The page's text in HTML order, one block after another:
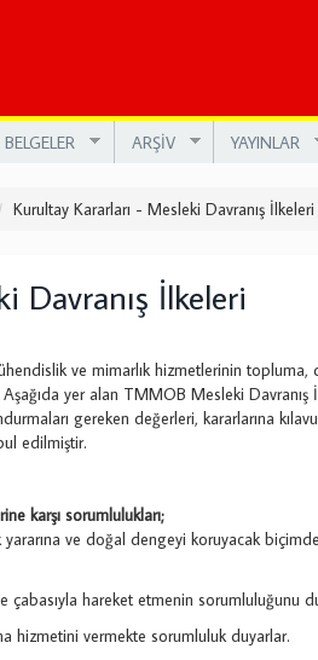
BELGELER ARŞİV YAYINLAR
Kurultay Kararları - Mesleki Davranış İlkeleri
Davranış İlkeleri
ve mimarlık hizmetlerinin topluma,
yer alan TMMOB Mesleki Davranış
gereken değerleri, kararlarına
edilmiştir.
karşı sorumlulukları;
ve doğal dengeyi koruyacak
hareket etmenin sorumluluğunu
hizmetini vermekte sorumluluk duyarlar.